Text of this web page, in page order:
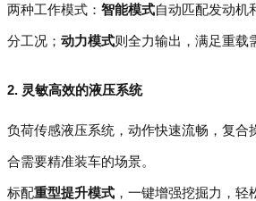
两种工作模式： 智能模式自动匹配发动机
分工况； 动力模式则全力输出，满足重载
2. 灵敏高效的液压系统
负荷传感液压系统，动作快速流畅，复合
合需要精准装车的场景。
标配重型提升模式 ，一键增强挖掘力，